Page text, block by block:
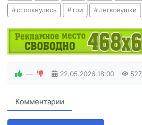
столкнулись три легковушки
— 22.05.2026 18:00 527
Комментарии